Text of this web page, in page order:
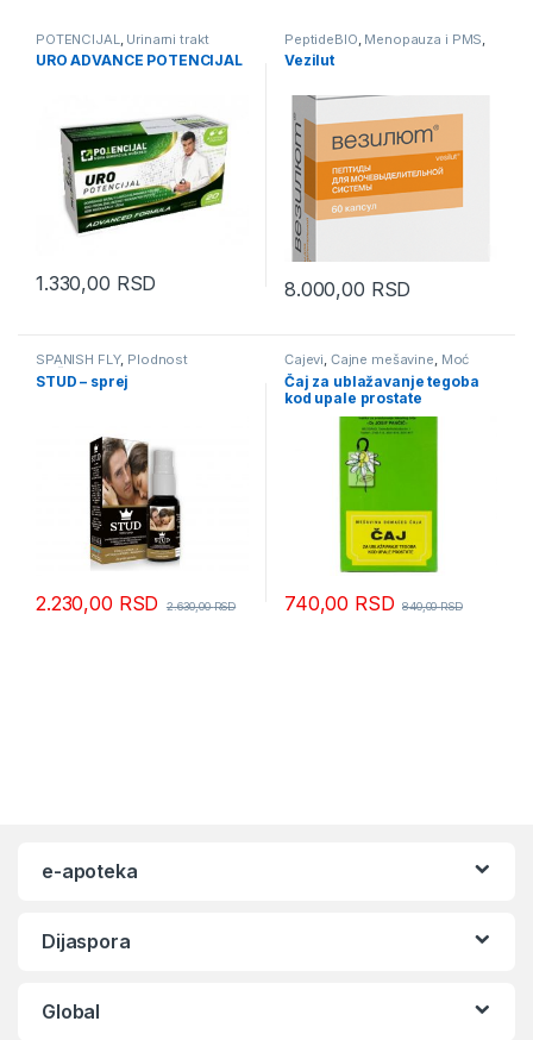
POTENCIJAL Urinarni trakt
URO ADVANCE POTENCIJAL
1.330,00 RSD
PeptideBIO Menopauza i PMS
Prirodni preparati ,Prostata
Vezilut
8.000,00 RSD
SPANISH FLY, Plodnost
muškarca Prirodni preparati
Prostata,Sex, Zaštita i
STUD – sprej
2.230,00 RSD 2.630,00RSD
Čajevi, Čajne mešavine, Moć
Bilja Prostata Zdravlje
Muškarca
Čaj za ublažavanje tegoba
kod upale prostate
740,00 RSD 840,00RSD
e-apoteka
Dijaspora
Global